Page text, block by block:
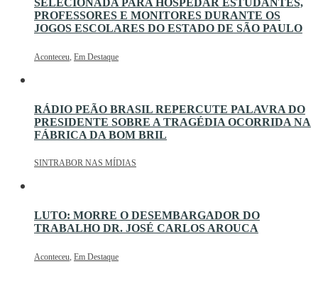
SELECIONADA PARA HOSPEDAR ESTUDANTES,
PROFESSORES E MONITORES DURANTE OS
JOGOS ESCOLARES DO ESTADO DE SÃO PAULO
Aconteceu Em Destaque
RÁDIO PEÃO BRASIL REPERCUTE PALAVRA DO
PRESIDENTE SOBRE A TRAGÉDIA OCORRIDA NA
FÁBRICA DA BOM BRIL
SINTRABOR NAS MÍDIAS
LUTO: MORRE O DESEMBARGADOR DO
TRABALHO DR. JOSÉ CARLOS AROUCA
Aconteceu Em Destaque